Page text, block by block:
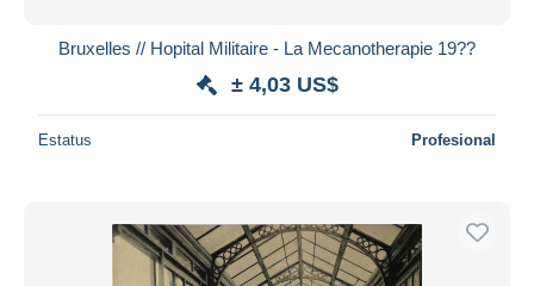
Bruxelles // Hopital Militaire - La Mecanotherapie 19??
± 4,03 US$
Estatus Profesional